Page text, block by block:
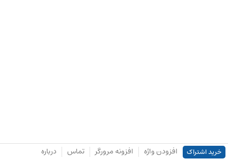
خرید اشتراک افزودن واژه افزونه مرورگر تماس درباره